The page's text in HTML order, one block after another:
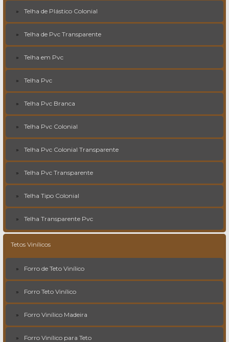
Telha de Plástico Colonial
Telha de Pvc Transparente
Telha em Pvc
Telha Pvc
Telha Pvc Branca
Telha Pvc Colonial
Telha Pvc Colonial Transparente
Telha Pvc Transparente
Telha Tipo Colonial
Telha Transparente Pvc
Tetos Vinílicos
Forro de Teto Vinílico
Forro Teto Vinílico
Forro Vinílico Madeira
Forro Vinílico para Teto